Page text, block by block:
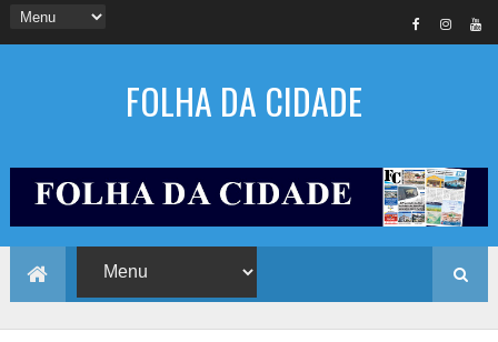
FOLHA DA CIDADE